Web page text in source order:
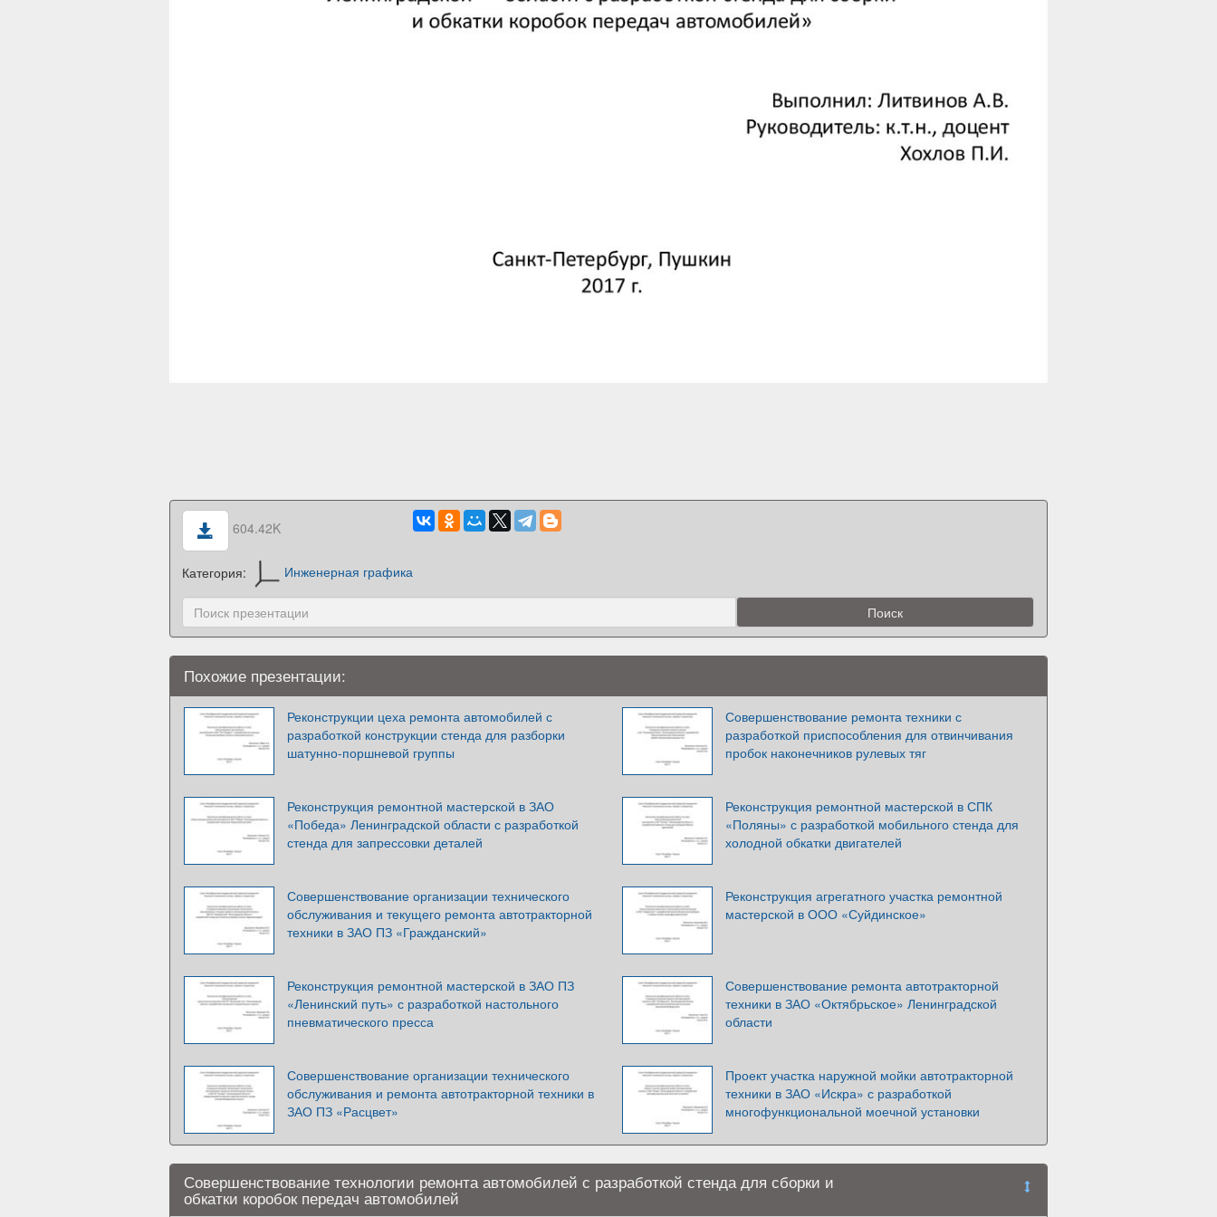
604.42K
Категория: Инженерная графика
Похожие презентации:
Реконструкции цеха ремонта автомобилей с
разработкой конструкции стенда для разборки
шатунно-поршневой группы
Совершенствование ремонта техники с
разработкой приспособления для отвинчивания
пробок наконечников рулевых тяг
Реконструкция ремонтной мастерской в ЗАО
«Победа» Ленинградской области с разработкой
стенда для запрессовки деталей
Реконструкция ремонтной мастерской в СПК
«Поляны» с разработкой мобильного стенда для
холодной обкатки двигателей
Совершенствование организации технического
обслуживания и текущего ремонта автотракторной
техники в ЗАО ПЗ «Гражданский»
Реконструкция агрегатного участка ремонтной
мастерской в ООО «Суйдинское»
Реконструкция ремонтной мастерской в ЗАО ПЗ
«Ленинский путь» с разработкой настольного
пневматического пресса
Совершенствование ремонта автотракторной
техники в ЗАО «Октябрьское» Ленинградской
области
Совершенствование организации технического
обслуживания и ремонта автотракторной техники в
ЗАО ПЗ «Расцвет»
Проект участка наружной мойки автотракторной
техники в ЗАО «Искра» с разработкой
многофункциональной моечной установки
Совершенствование технологии ремонта автомобилей с разработкой стенда для сборки и
обкатки коробок передач автомобилей